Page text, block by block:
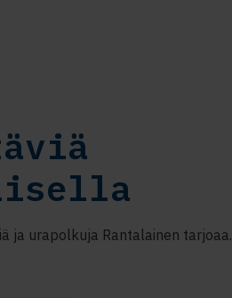
ja urapolkuja Rantalainen tarjoaa.